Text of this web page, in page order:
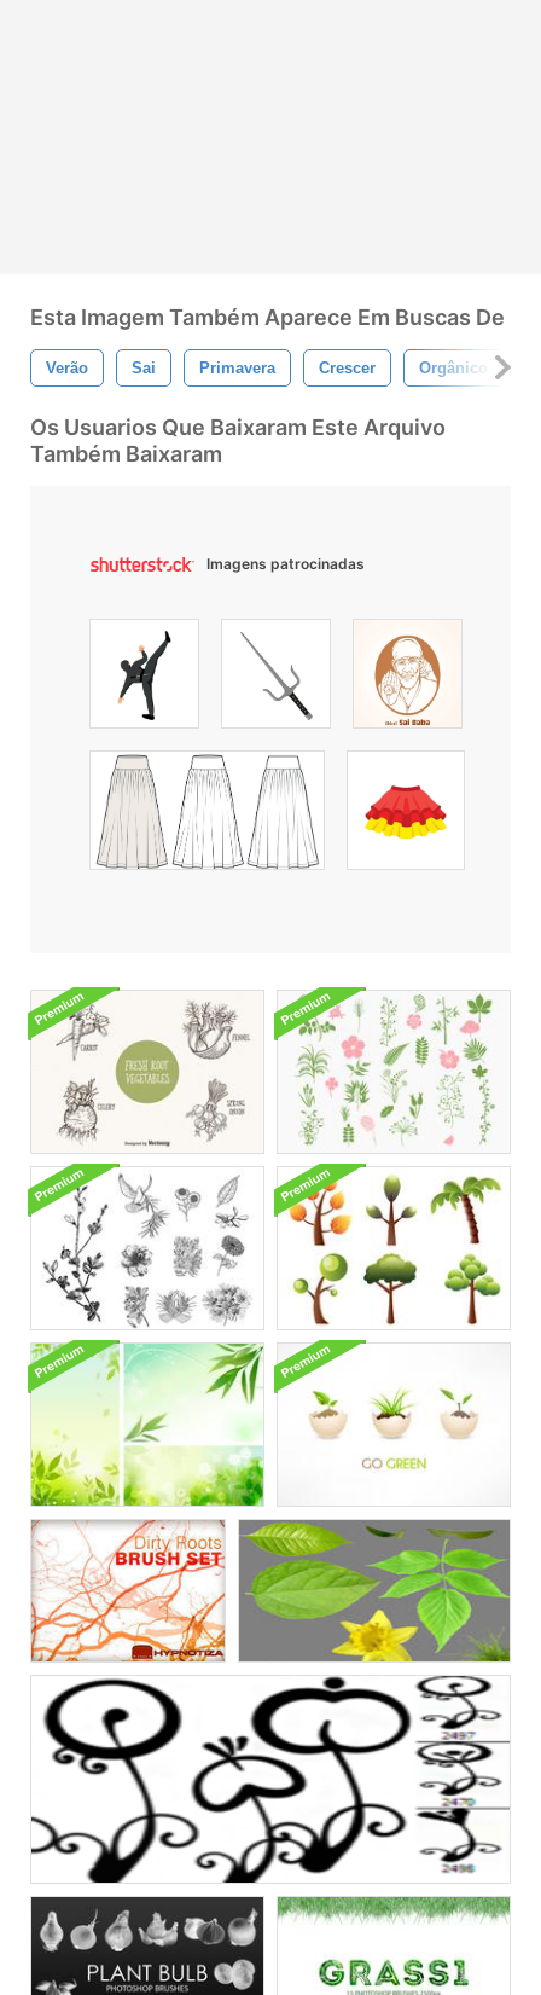
Esta Imagem Também Aparece Em Buscas De
Verão Sai Primavera Crescer Orgânico
Os Usuarios Que Baixaram Este Arquivo
Também Baixaram
Imagens patrocinadas